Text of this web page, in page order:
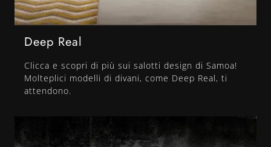
Deep Real
Clicca e scopri di più sui salotti design di Samoa!
Molteplici modelli di divani, come Deep Real, ti
attendono.